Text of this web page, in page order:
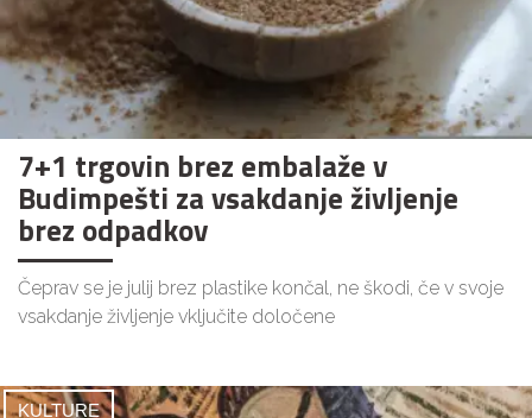
7+1 trgovin brez embalaže v
Budimpešti za vsakdanje življenje
brez odpadkov
Čeprav se je julij brez plastike končal, ne škodi, če v svoje
vsakdanje življenje vključite določene
KULTURE